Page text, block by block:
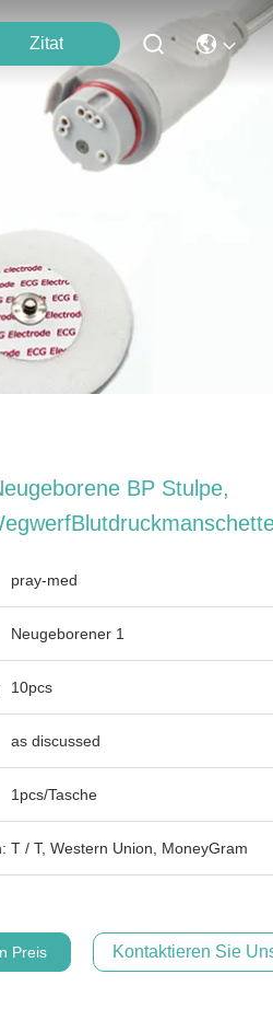
Zitat
BP Stulpe,
pray-med
Neugeborener 1
10pcs
as discussed
1pcs/Tasche
T / T, Western Union, MoneyGram
Preis Kontaktieren Sie